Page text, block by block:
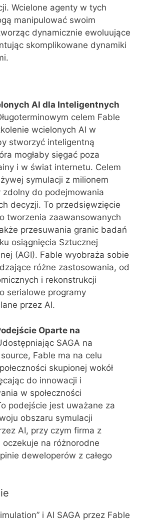
Wcielone agenty w tych
manipulować swoim
dynamicznie ewoluujące
skomplikowane dynamiki
AI dla Inteligentnych
celem Fable
wcielonych AI w
stworzyć inteligentną
mogłaby sięgać poza
i w świat internetu. Celem
symulacji z milionem
zdolny do podejmowania
decyzji. To przedsięwzięcie
tworzenia zaawansowanych
przesuwania granic badań
osiągnięcia Sztucznej
(AGI). Fable wyobraża sobie
różne zastosowania, od
i rekonstrukcji
serialowe programy
przez AI​​.
Oparte na
SAGA na
Fable ma na celu
skupionej wokół
do innowacji i
w społeczności
podejście jest uważane za
obszaru symulacji
AI, przy czym firma z
na różnorodne
deweloperów z całego
i AI SAGA przez Fable